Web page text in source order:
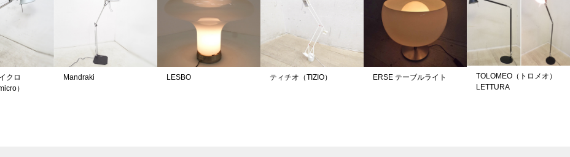
クロ
）
Mandraki LESBO ティチオ（TIZIO） ERSE テーブルライト
TOLOMEO（トロメオ）
LETTURA